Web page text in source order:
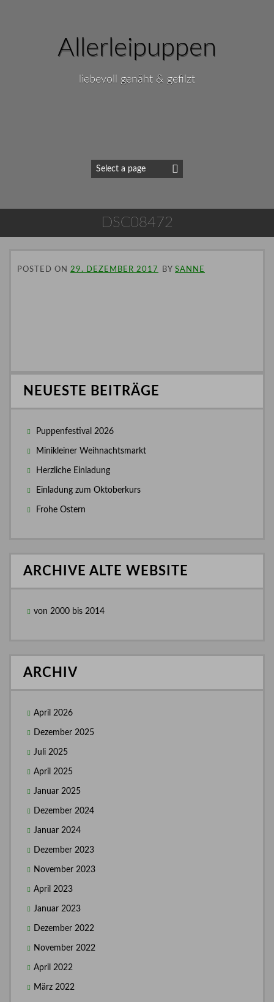
Allerleipuppen
liebevoll genäht & gefilzt
DSC08472
POSTED ON 29. DEZEMBER 2017 BY SANNE
NEUESTE BEITRÄGE
Puppenfestival 2026
Minikleiner Weihnachtsmarkt
Herzliche Einladung
Einladung zum Oktoberkurs
Frohe Ostern
ARCHIVE ALTE WEBSITE
von 2000 bis 2014
ARCHIV
April 2026
Dezember 2025
Juli 2025
April 2025
Januar 2025
Dezember 2024
Januar 2024
Dezember 2023
November 2023
April 2023
Januar 2023
Dezember 2022
November 2022
April 2022
März 2022